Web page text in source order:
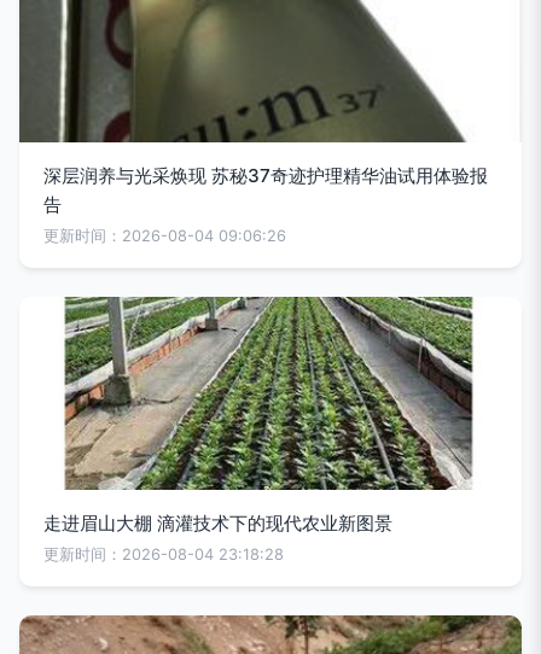
深层润养与光采焕现 苏秘37奇迹护理精华油试用体验报
告
更新时间：2026-08-04 09:06:26
走进眉山大棚 滴灌技术下的现代农业新图景
更新时间：2026-08-04 23:18:28